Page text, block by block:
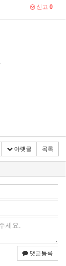
신고 0
아랫글 목록
댓글등록